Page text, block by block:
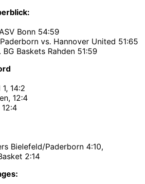
Bonn 54:59
vs. Hannover United 51:65
Baskets Rahden 51:59
14:2
12:4
Bielefeld/Paderborn 4:10,
2:14